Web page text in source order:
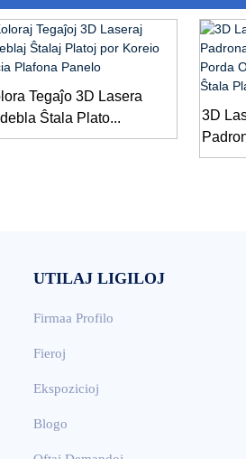
Tegaĵo 3D Lasera
Ŝtala Plato...
3D
UTILAJ LIGILOJ
Firmaa Profilo
Fieroj
Ekspozicioj
Blogo